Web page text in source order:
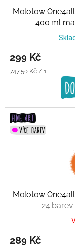
Molotow
400 ml
Transparentní
299 Kč
Měrná
747,50 Kč / 1 l
Molotow
24 barev
289 Kč